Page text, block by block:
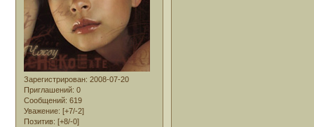
Зарегистрирован: 2008-07-20
Приглашений: 0
Сообщений: 619
Уважение: [+7/-2]
Позитив: [+8/-0]